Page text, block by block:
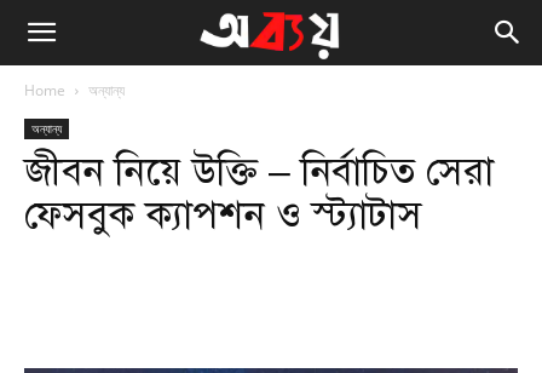
Home অন্যান্য
অন্যান্য
জীবন নিয়ে উক্তি – নির্বাচিত সেরা
ফেসবুক ক্যাপশন ও স্ট্যাটাস